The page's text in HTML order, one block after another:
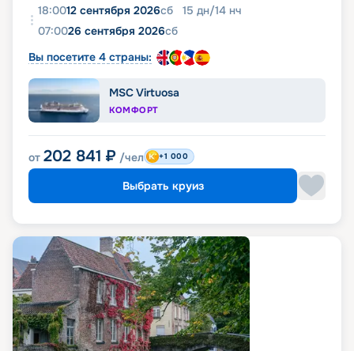
18:0012 сентября 2026сб 15 дн/14 нч
07:0026 сентября 2026сб
Вы посетите 4 страны:
MSC Virtuosa
КОМФОРТ
от 202 841 ₽ /чел +1 000
Выбрать круиз